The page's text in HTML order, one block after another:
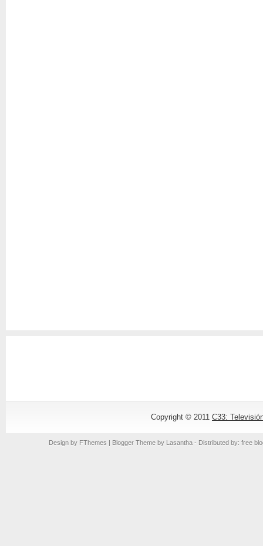
Copyright © 2011 C33:
Design by FThemes | Blogger Theme by Lasantha - Distributed by: free